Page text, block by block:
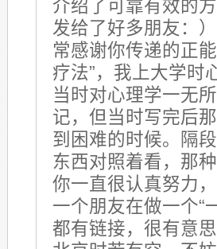
介绍了可靠有效的
发给了好多朋友：
常感谢你传递的正
疗法”，我上大学时
当时对心理学一无
记，但当时写完后
到困难的时候。隔
东西对照着看，那
你一直很认真努力
一个朋友在做一个“
都有链接，很有意